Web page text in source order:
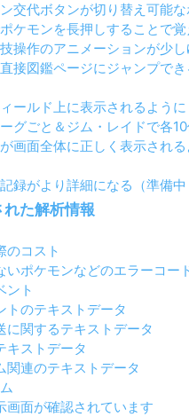
交代ボタンが切り替え可能
ケモンを長押しすることで
操作のアニメーションが少
接図鑑ページにジャンプで
ールド上に表示されるように
グごと＆ジム・レイドで各
画面全体に正しく表示され
録がより詳細になる（準備中
た解析情報
のコスト
いポケモンなどのエラーコー
ント
トのテキストデータ
に関するテキストデータ
キストデータ
関連のテキストデータ
画面が確認されています